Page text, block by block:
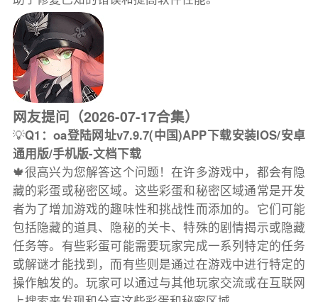
网友提问（2026-07-17合集）
💡Q1：oa登陆网址v7.9.7(中国)APP下载安装IOS/安卓
通用版/手机版-文档下载
🍁很高兴为您解答这个问题！在许多游戏中，都会有隐
藏的彩蛋或秘密区域。这些彩蛋和秘密区域通常是开发
者为了增加游戏的趣味性和挑战性而添加的。它们可能
包括隐藏的道具、隐秘的关卡、特殊的剧情揭示或隐藏
任务等。有些彩蛋可能需要玩家完成一系列特定的任务
或解谜才能找到，而有些则是通过在游戏中进行特定的
操作触发的。玩家可以通过与其他玩家交流或在互联网